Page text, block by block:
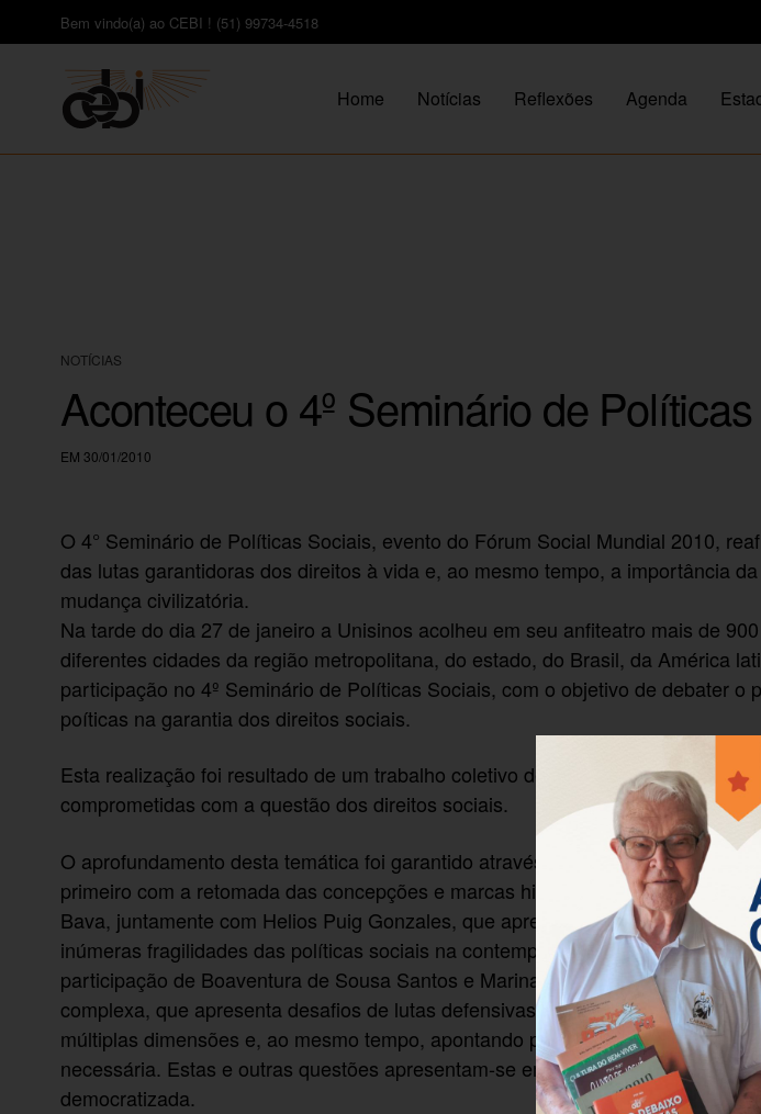
Bem vindo(a) ao CEBI ! (51) 99734-4518
Home Notícias Reflexões Agenda
NOTÍCIAS
Aconteceu o 4º Seminário de
EM 30/01/2010
O 4° Seminário de Políticas Sociais, evento do Fórum Social Mundial 2010,
das lutas garantidoras dos direitos à vida e, ao mesmo tempo, a importância
mudança civilizatória.
Na tarde do dia 27 de janeiro a Unisinos acolheu em seu anfiteatro mais de
diferentes cidades da região metropolitana, do estado, do Brasil, da América
participação no 4º Seminário de Políticas Sociais, com o objetivo de debater o
poíticas na garantia dos direitos sociais.
Esta realização foi resultado de um trabalho coletivo de pessoas e instituições
comprometidas com a questão dos direitos sociais.
O aprofundamento desta temática foi garantido através do desenvolvimento de
primeiro com a retomada das concepções e marcas históricas das políticas
Bava, juntamente com Helios Puig Gonzales, que apresentou indicadores da
inúmeras fragilidades das políticas sociais na contemporaneidade. O segundo
participação de Boaventura de Sousa Santos e Marina Silva, problematizou a
complexa, que apresenta desafios de lutas defensivas e ofensivas, garantindo
múltiplas dimensões e, ao mesmo tempo, apontando para uma mudança
necessária. Estas e outras questões apresentam-se em um contexto de
democratizada.